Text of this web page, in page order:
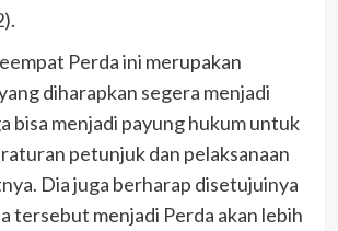
Perda ini merupakan
diharapkan segera menjadi
bisa menjadi payung hukum untuk
petunjuk dan pelaksanaan
Dia juga berharap disetujuinya
tersebut menjadi Perda akan lebih